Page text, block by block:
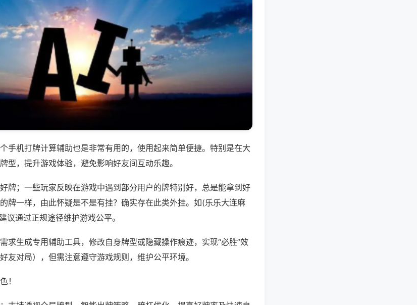
手机打牌计算辅助也是非常有用的，使用起来简单便捷。特别是在大
型，提升游戏体验，避免影响好友间互动乐趣。
牌；一些玩家反映在游戏中遇到部分用户的牌特别好，总是能拿到好
牌一样，由此怀疑是不是有挂？确实存在此类外挂。如(乐乐大连麻
议通过正规途径维护游戏公平。
求生成专用辅助工具，修改自身牌型或隐藏操作痕迹，实现“必胜”效
友对局），但需注意遵守游戏规则，维护公平环境。
！